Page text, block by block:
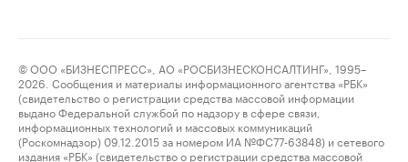
© ООО «БИЗНЕСПРЕСС», АО «РОСБИЗНЕСКОНСАЛТИНГ», 1995–
2026. Сообщения и материалы информационного агентства «РБК»
(свидетельство о регистрации средства массовой информации
выдано Федеральной службой по надзору в сфере связи,
информационных технологий и массовых коммуникаций
(Роскомнадзор) 09.12.2015 за номером ИА №ФС77-63848) и сетевого
издания «РБК» (свидетельство о регистрации средства массовой